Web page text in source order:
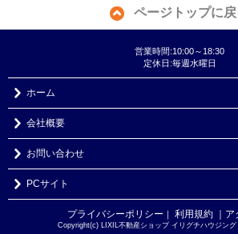
ページトップに戻
営業時間:10:00～18:30
定休日:毎週水曜日
ホーム
会社概要
お問い合わせ
PCサイト
プライバシーポリシー ｜ 利用規約 ｜
Copyright(c) LIXIL不動産ショップ イリグチハウジング